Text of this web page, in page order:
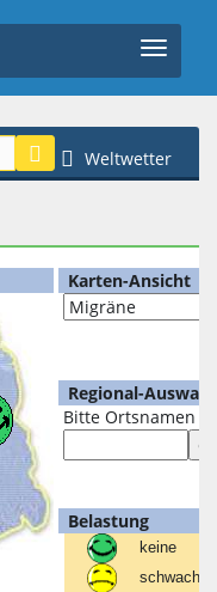
Weltwetter
Karten-Ansicht
Regional-Auswahl
Bitte Ortsnamen
Belastung
keine
schwach